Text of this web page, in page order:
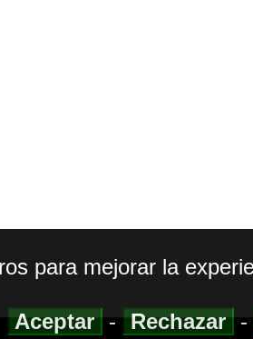
para mejorar la
Aceptar-Rechazar-